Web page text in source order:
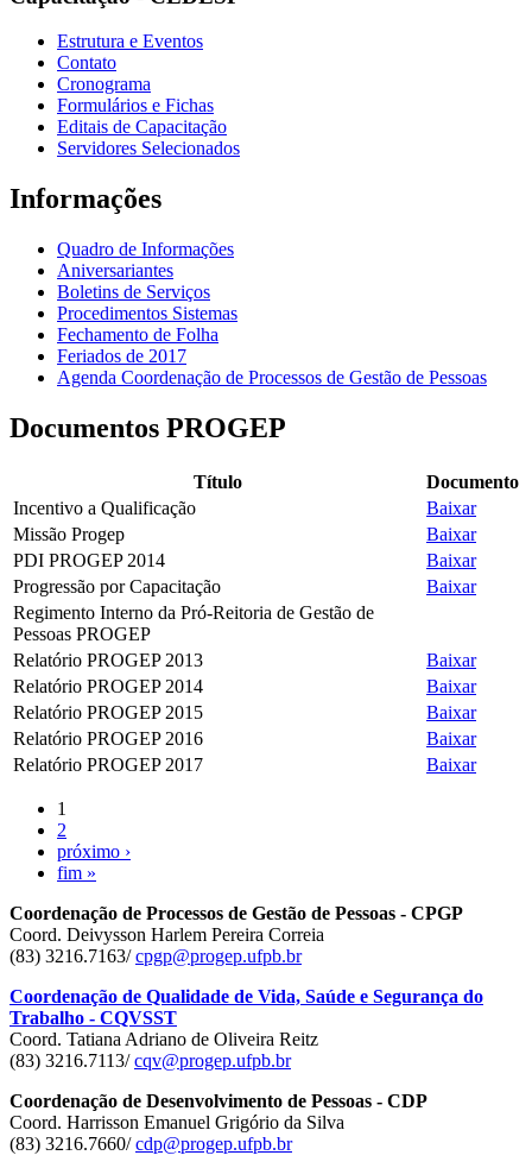
Estrutura e Eventos
Contato
Cronograma
Formulários e Fichas
Editais de Capacitação
Servidores Selecionados
Informações
Quadro de Informações
Aniversariantes
Boletins de Serviços
Procedimentos Sistemas
Fechamento de Folha
Feriados de 2017
Agenda Coordenação de Processos de Gestão de Pessoas
Documentos PROGEP
Título
Documento
Incentivo a Qualificação
Baixar
Missão Progep
Baixar
PDI PROGEP 2014
Baixar
Progressão por Capacitação
Baixar
Regimento Interno da Pró-Reitoria de Gestão de
Pessoas PROGEP
Relatório PROGEP 2013
Baixar
Relatório PROGEP 2014
Baixar
Relatório PROGEP 2015
Baixar
Relatório PROGEP 2016
Baixar
Relatório PROGEP 2017
Baixar
1
2
próximo ›
fim »
Coordenação de Processos de Gestão de Pessoas - CPGP
Coord. Deivysson Harlem Pereira Correia
(83) 3216.7163/cpgp@progep.ufpb.br
Coordenação de Qualidade de Vida, Saúde e Segurança do
Trabalho - CQVSST
Coord. Tatiana Adriano de Oliveira Reitz
(83) 3216.7113/cqv@progep.ufpb.br
Coordenação de Desenvolvimento de Pessoas - CDP
Coord. Harrisson Emanuel Grigório da Silva
(83) 3216.7660/cdp@progep.ufpb.br